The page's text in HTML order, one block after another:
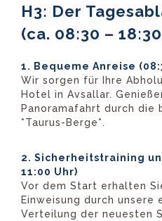
H3: Der
(ca. 08:30 –
1. Bequeme Anreise
Wir sorgen für Ihre
Hotel in Avsallar.
Panoramafahrt durch die
*Taurus-Berge*.
2. Sicherheitstraining
11:00 Uhr)
Vor dem Start erhalten
Einweisung durch unsere
Verteilung der neuesten